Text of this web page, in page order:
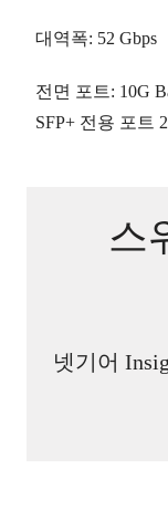
대역폭: 52 Gbps
전면 포트: 10G
SFP+ 전용 포트
스
넷기어